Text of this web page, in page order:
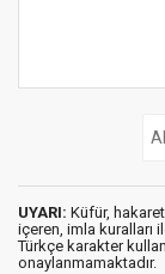
UYARI: Küfür,
içeren, imla kuralları
Türkçe karakter
onaylanmamaktadır.